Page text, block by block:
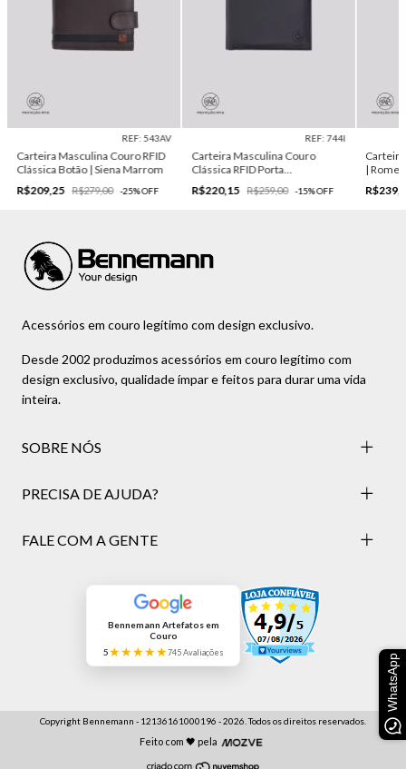
REF: 543AV
Carteira Masculina Couro RFID
Clássica Botão | Siena Marrom
R$209,25
R$279,00 -25%OFF
REF: 744I
Carteira Masculina Couro
Clássica RFID Porta
Documentos| Madrid Preto
R$220,15 R$259,00 -15%OFF
| Rome
WhatsApp
Acessórios em couro legítimo com design exclusivo.
Desde 2002 produzimos acessórios em couro legítimo com
design exclusivo, qualidade ímpar e feitos para durar uma vida
inteira.
SOBRE NÓS
PRECISA DE AJUDA?
FALE COM A GENTE
Bennemann Artefatos em
Couro
5★★★★★745 Avaliações
Copyright Bennemann - 12136161000196 - 2026. Todos os direitos reservados.
Feito com 🖤 pela